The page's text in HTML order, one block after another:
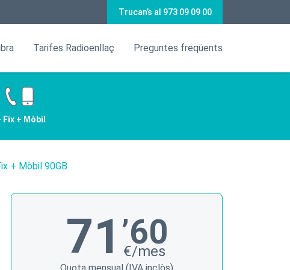
Trucan’s al 973 09 09 00
Tarifes Radioenllaç Preguntes freqüents
+ Mòbil
+ Mòbil 90GB
71 ’60
€/mes